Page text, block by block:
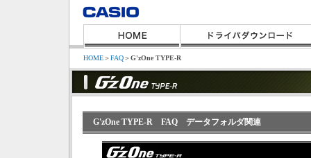
HOME＞FAQ＞G'zOne TYPE-R
G'zOne TYPE-R FAQ データフォルダ関連